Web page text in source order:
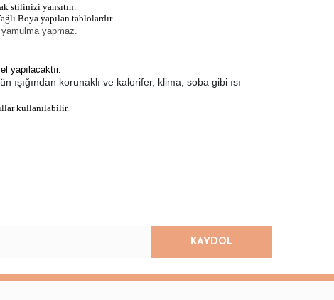
stilinizi yansıtın.
Boya yapılan tablolardır.
yapmaz.
yapılacaktır.
korunaklı ve kalorifer, klima, soba gibi ısı
kullanılabilir.
KAYDOL